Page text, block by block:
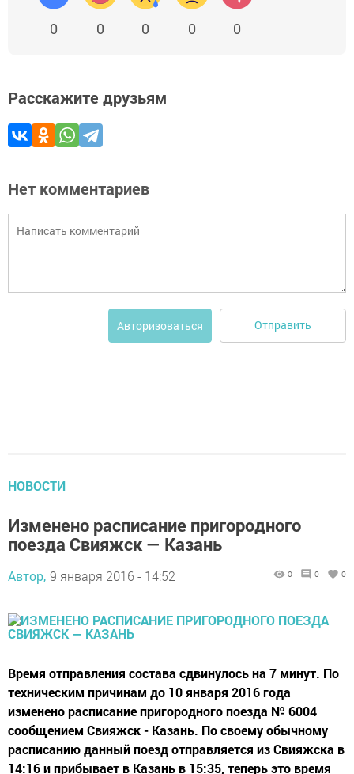
0 0 0 0 0
Расскажите друзьям
Нет комментариев
Авторизоваться Отправить
НОВОСТИ
Изменено расписание пригородного
поезда Свияжск — Казань
Автор, 9 января 2016 - 14:52 0 0 0
Время отправления состава сдвинулось на 7 минут. По
техническим причинам до 10 января 2016 года
изменено расписание пригородного поезда № 6004
сообщением Свияжск - Казань. По своему обычному
расписанию данный поезд отправляется из Свияжска в
14:16 и прибывает в Казань в 15:35, теперь это время